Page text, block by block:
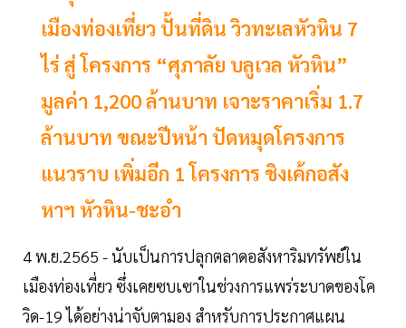
เมืองท่องเที่ยว ปั้นที่ดิน วิวทะเลหัวหิน 7
ไร่ สู่ โครงการ “ศุภาลัย บลูเวล หัวหิน”
มูลค่า 1,200 ล้านบาท เจาะราคาเริ่ม 1.7
ล้านบาท ขณะปีหน้า ปัดหมุดโครงการ
แนวราบ เพิ่มอีก 1 โครงการ ชิงเค้กอสัง
หาฯ หัวหิน-ชะอำ
4 พ.ย.2565 - นับเป็นการปลุกตลาดอสังหาริมทรัพย์ใน
เมืองท่องเที่ยว ซึ่งเคยซบเซาในช่วงการแพร่ระบาดของโค
วิด-19 ได้อย่างน่าจับตามอง สำหรับการประกาศแผน